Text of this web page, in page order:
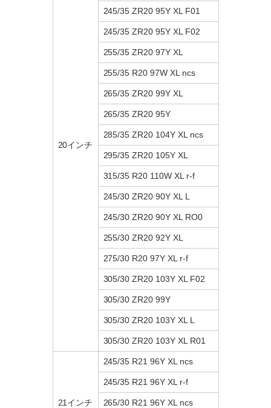
20インチ
245/35 ZR20 95Y XL F01
245/35 ZR20 95Y XL F02
255/35 ZR20 97Y XL
255/35 R20 97W XL ncs
265/35 ZR20 99Y XL
265/35 ZR20 95Y
285/35 ZR20 104Y XL ncs
295/35 ZR20 105Y XL
315/35 R20 110W XL r-f
245/30 ZR20 90Y XL L
245/30 ZR20 90Y XL RO0
255/30 ZR20 92Y XL
275/30 R20 97Y XL r-f
305/30 ZR20 103Y XL F02
305/30 ZR20 99Y
305/30 ZR20 103Y XL L
305/30 ZR20 103Y XL R01
21インチ
245/35 R21 96Y XL ncs
245/35 R21 96Y XL r-f
265/30 R21 96Y XL ncs